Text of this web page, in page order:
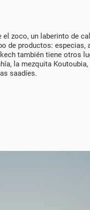
el zoco, un laberinto de
de productos: especias,
también tiene otros
la mezquita
saadíes.